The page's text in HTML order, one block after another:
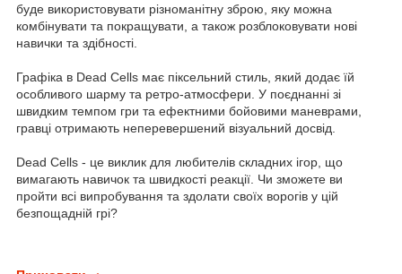
буде використовувати різноманітну зброю, яку можна
комбінувати та покращувати, а також розблоковувати нові
навички та здібності.
Графіка в Dead Cells має піксельний стиль, який додає їй
особливого шарму та ретро-атмосфери. У поєднанні зі
швидким темпом гри та ефектними бойовими маневрами,
гравці отримають неперевершений візуальний досвід.
Dead Cells - це виклик для любителів складних ігор, що
вимагають навичок та швидкості реакції. Чи зможете ви
пройти всі випробування та здолати своїх ворогів у цій
безпощадній грі?